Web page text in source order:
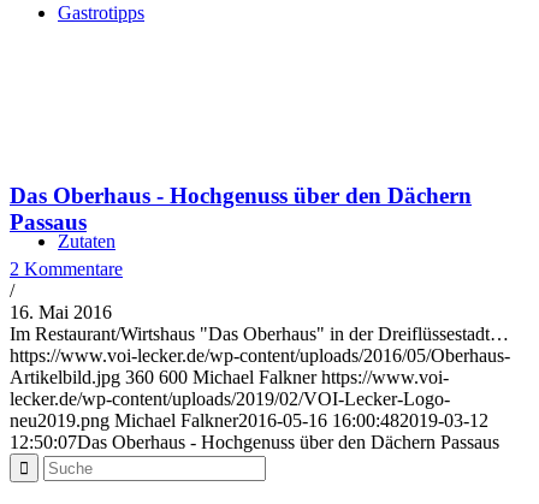
Gastrotipps
Zutaten
Das Oberhaus - Hochgenuss über den Dächern
Passaus
2 Kommentare
/
16. Mai 2016
Im Restaurant/Wirtshaus "Das Oberhaus" in der Dreiflüssestadt…
https://www.voi-lecker.de/wp-content/uploads/2016/05/Oberhaus-
Artikelbild.jpg 360 600 Michael Falkner https://www.voi-
lecker.de/wp-content/uploads/2019/02/VOI-Lecker-Logo-
neu2019.png Michael Falkner2016-05-16 16:00:482019-03-12
12:50:07Das Oberhaus - Hochgenuss über den Dächern Passaus